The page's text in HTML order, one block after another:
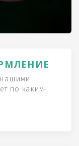
нашими
по каким-